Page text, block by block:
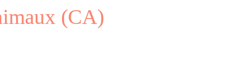
(CA)